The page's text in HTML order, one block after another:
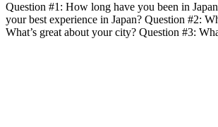
Question #1: How long have you been in
your best experience in Japan? Question #2:
What’s great about your city? Question #3: